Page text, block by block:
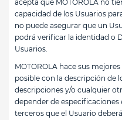
acepta que MOTOROLA no
capacidad de los Usuarios
no puede asegurar que un
podrá verificar la identidad o
Usuarios.
MOTOROLA hace sus
posible con la descripción de
descripciones y/o cualquier
depender de
terceros que el Usuario